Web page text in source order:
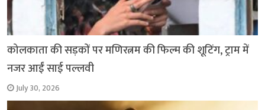
कोलकाता की सड़कों पर मणिरत्नम की फिल्म की शूटिंग, ट्राम में
नजर आईं साई पल्लवी
July 30, 2026